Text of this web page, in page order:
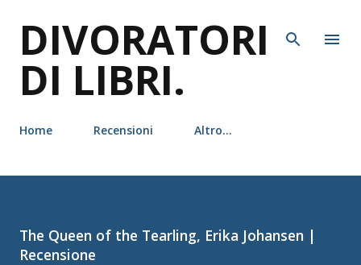
DIVORATORI
DI LIBRI.
Home Recensioni Altro…
The Queen of the Tearling, Erika Johansen |
Recensione